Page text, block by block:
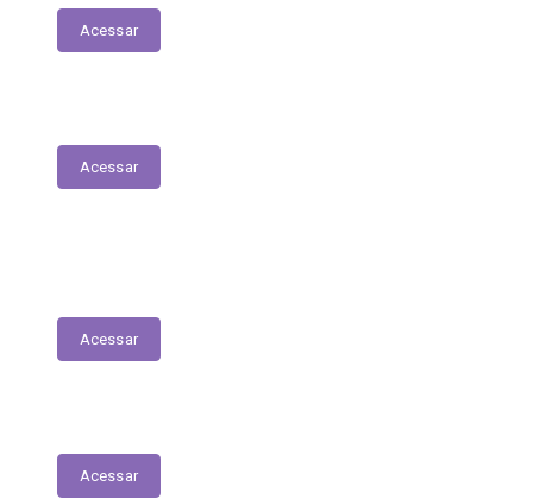
Acessar
Acessar
Acessar
Acessar